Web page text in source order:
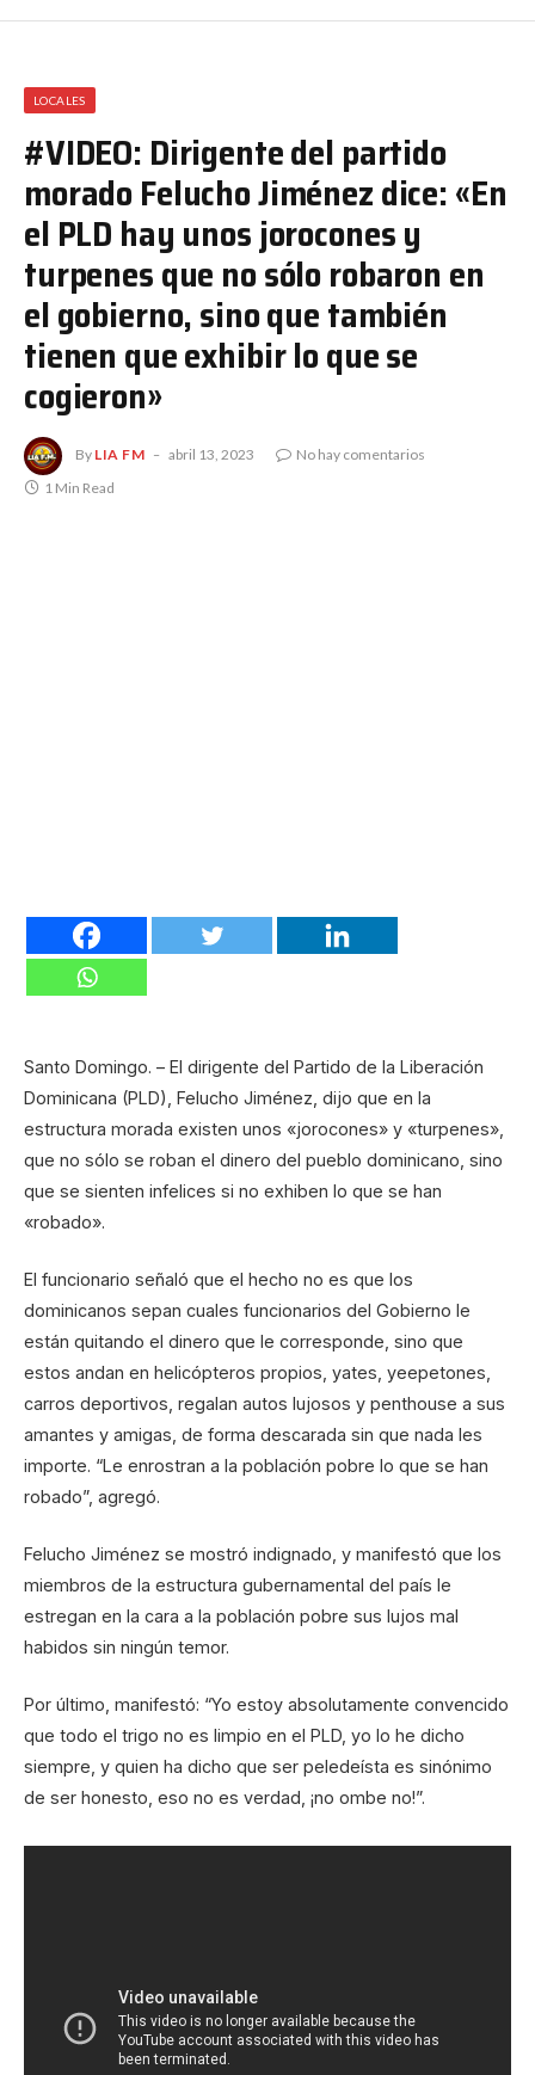
LOCALES
#VIDEO: Dirigente del partido
morado Felucho Jiménez dice: «En
el PLD hay unos jorocones y
turpenes que no sólo robaron en
el gobierno, sino que también
tienen que exhibir lo que se
cogieron»
By LIA FM abril 13, 2023
No hay comentarios
1 Min Read
Santo Domingo. – El dirigente del Partido de la Liberación
Dominicana (PLD), Felucho Jiménez, dijo que en la
estructura morada existen unos «jorocones» y «turpenes»,
que no sólo se roban el dinero del pueblo dominicano, sino
que se sienten infelices si no exhiben lo que se han
«robado».
El funcionario señaló que el hecho no es que los
dominicanos sepan cuales funcionarios del Gobierno le
están quitando el dinero que le corresponde, sino que
estos andan en helicópteros propios, yates, yeepetones,
carros deportivos, regalan autos lujosos y penthouse a sus
amantes y amigas, de forma descarada sin que nada les
importe. “Le enrostran a la población pobre lo que se han
robado”, agregó.
Felucho Jiménez se mostró indignado, y manifestó que los
miembros de la estructura gubernamental del país le
estregan en la cara a la población pobre sus lujos mal
habidos sin ningún temor.
Por último, manifestó: “Yo estoy absolutamente convencido
que todo el trigo no es limpio en el PLD, yo lo he dicho
siempre, y quien ha dicho que ser peledeísta es sinónimo
de ser honesto, eso no es verdad, ¡no ombe no!”.